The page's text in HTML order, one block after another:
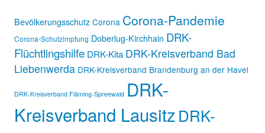
Bevölkerungsschutz Corona Corona-Pandemie
Corona-Schutzimpfung Doberlug-Kirchhain DRK-
Flüchtlingshilfe DRK-Kita DRK-Kreisverband Bad
Liebenwerda DRK-Kreisverband Brandenburg an der Havel
DRK-Kreisverband Fläming-Spreewald DRK-
Kreisverband LausitzDRK-